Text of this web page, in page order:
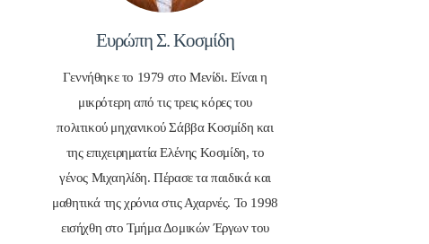
Ευρώπη Σ. Κοσμίδη
Γεννήθηκε το 1979 στο Μενίδι. Είναι η
μικρότερη από τις τρεις κόρες του
πολιτικού μηχανικού Σάββα Κοσμίδη και
της επιχειρηματία Ελένης Κοσμίδη, το
γένος Μιχαηλίδη. Πέρασε τα παιδικά και
μαθητικά της χρόνια στις Αχαρνές. Το 1998
εισήχθη στο Τμήμα Δομικών Έργων του